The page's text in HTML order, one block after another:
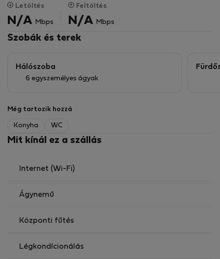
Letöltés
N/A Mbps
Feltöltés
N/A Mbps
Szobák és terek
Hálószoba
6 egyszemélyes ágyak
Még tartozik hozzá
Konyha WC
Mit kínál ez a szállás
Internet (Wi-Fi)
Ágynemű
Központi fűtés
Légkondícionálás